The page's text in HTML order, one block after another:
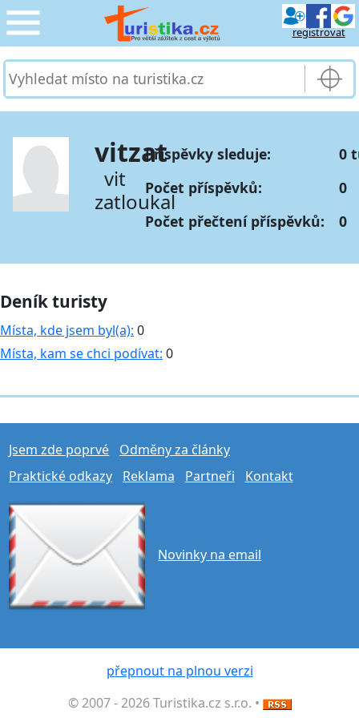
registrovat
CESTOVÁNÍ
SLUŽBY & DOPRAVA ›
PRO TURISTY ›
MOJE TURISTIKA ›
vitzat
vit
zatloukal
Příspěvky sleduje:
0
Počet příspěvků:
0
Počet přečtení příspěvků:
0
Deník turisty
Místa, kde jsem byl(a): 0
Místa, kam se chci podívat: 0
Jsem zde poprvé
Odměny za články
Praktické odkazy
Reklama Partneři Kontakt
Novinky na email
přepnout na plnou verzi
© 2007 - 2026 Turistika.cz s.r.o. •